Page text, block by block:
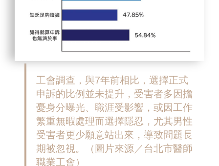
工會調查， 與7年前相比，選擇正式
申訴的比例並未提升，受害者多因擔
憂身分曝光、職涯受影響，或因工作
繁重無暇處理而選擇隱忍，尤其男性
受害者更少願意站出來，導致問題長
期被忽視。（圖片來源／台北市醫師
職業工會）